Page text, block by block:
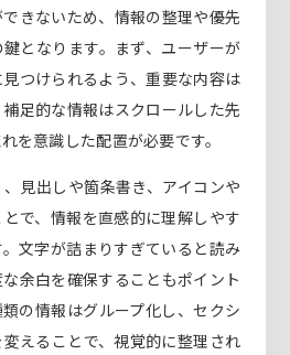
きないため、情報の整理や優先
となります。まず、ユーザーが
つけられるよう、重要な内容は
足的な情報はスクロールした先
を意識した配置が必要です。
見出しや箇条書き、アイコンや
で、情報を直感的に理解しやす
文字が詰まりすぎていると読み
余白を確保することもポイント
の情報はグループ化し、セクシ
えることで、視覚的に整理され